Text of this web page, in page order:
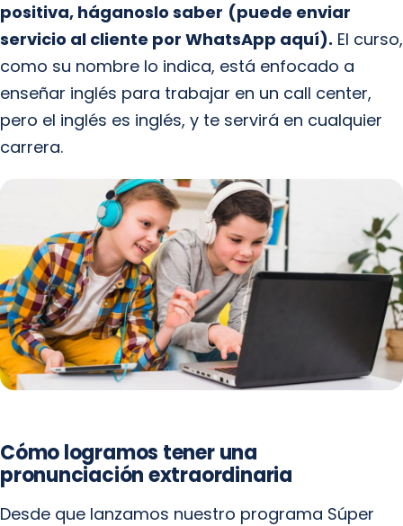
positiva, háganoslo saber (puede enviar
servicio al cliente por WhatsApp aquí). El curso,
como su nombre lo indica, está enfocado a
enseñar inglés para trabajar en un call center,
pero el inglés es inglés, y te servirá en cualquier
carrera.
Cómo logramos tener una
pronunciación extraordinaria
Desde que lanzamos nuestro programa Súper